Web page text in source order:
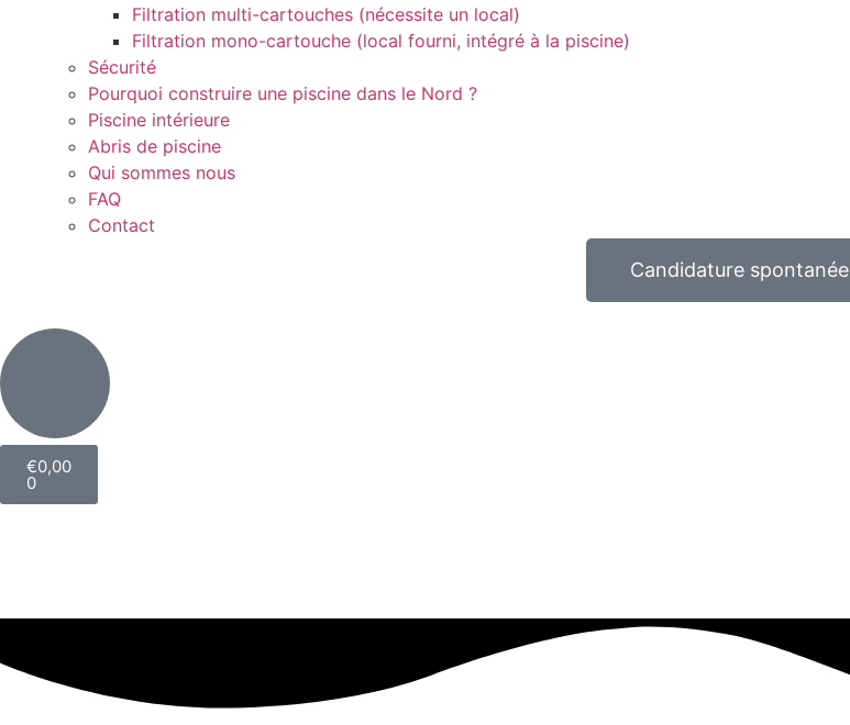
Filtration multi-cartouches (nécessite un local)
Filtration mono-cartouche (local fourni, intégré à la piscine)
Sécurité
Pourquoi construire une piscine dans le Nord ?
Piscine intérieure
Abris de piscine
Qui sommes nous
FAQ
Contact
Candidature spontanée
€0,00
0